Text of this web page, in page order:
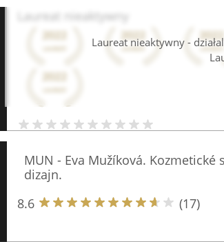
Laureat nieaktywny -
Laureat nieaktywny
MUN - Eva Mužíková. Kozmetické
dizajn.
8.6
(17)